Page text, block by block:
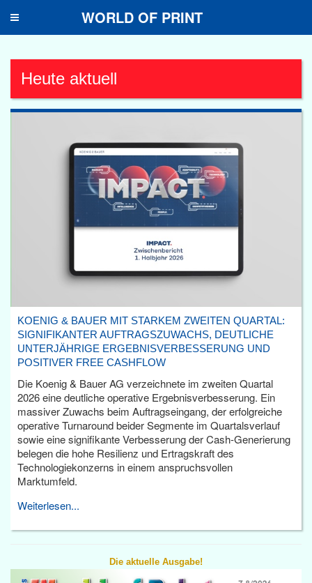
Toggle
WORLD OF PRINT
Heute aktuell
KOENIG & BAUER MIT STARKEM ZWEITEN QUARTAL:
SIGNIFIKANTER AUFTRAGSZUWACHS, DEUTLICHE
UNTERJÄHRIGE ERGEBNISVERBESSERUNG UND
POSITIVER FREE CASHFLOW
Die Koenig & Bauer AG verzeichnete im zweiten Quartal
2026 eine deutliche operative Ergebnisverbesserung. Ein
massiver Zuwachs beim Auftragseingang, der erfolgreiche
operative Turnaround beider Segmente im Quartalsverlauf
sowie eine signifikante Verbesserung der Cash-Generierung
belegen die hohe Resilienz und Ertragskraft des
Technologiekonzerns in einem anspruchsvollen
Marktumfeld.
Weiterlesen...
Die aktuelle Ausgabe!